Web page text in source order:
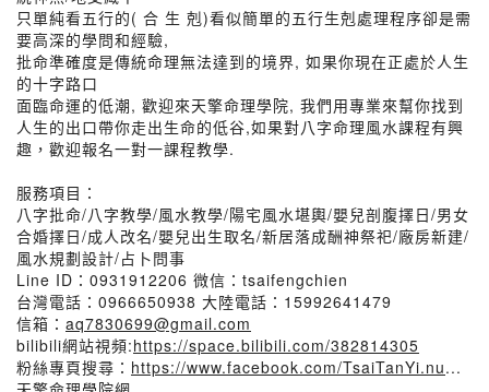
只單純看五行的( 合 生 剋)看似簡單的五行生剋處理程序卻是需
要高深的學問和經驗,
批命準確度是傳統命理無法達到的境界, 如果你現在正處於人生
的十字路口
面臨命運的低潮, 歡迎來天擎命理學院, 我們用專業來幫你找到
人生的出口帶你走出生命的低谷,如果對八字命理風水課程有興
趣，歡迎報名一對一課程教學.
服務項目：
八字批命/八字教學/風水教學/陽宅風水堪輿/嬰兒剖腹擇日/男女
合婚擇日/成人改名/嬰兒出生取名/新居落成酬神祭祀/廠房新建/
風水規劃設計/占卜問事
Line ID：0931912206 微信：tsaifengchien
台灣電話：0966650938 大陸電話：15992641479
信箱： aq7830699@gmail.com
bilibili網站視頻:https://space.bilibili.com/382814305
粉絲專頁搜尋： https://www.facebook.com/TsaiTanYi.nu...